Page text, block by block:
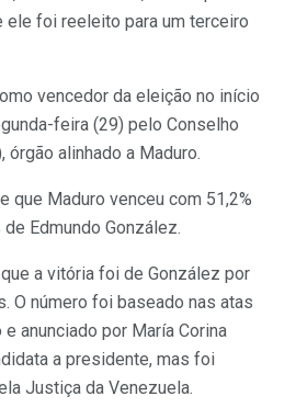
ele foi reeleito para um terceiro
vencedor da eleição no início
feira (29) pelo Conselho
órgão alinhado a Maduro.
que Maduro venceu com 51,2%
Edmundo González.
a vitória foi de González por
O número foi baseado nas atas
anunciado por María Corina
a presidente, mas foi
Justiça da Venezuela.